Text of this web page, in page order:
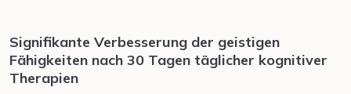
Signifikante Verbesserung der geistigen
Fähigkeiten nach 30 Tagen täglicher kognitiver
Therapien